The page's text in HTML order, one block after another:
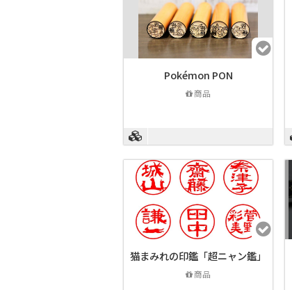
Pokémon PON
商品
猫まみれの印鑑「超ニャン鑑」
商品